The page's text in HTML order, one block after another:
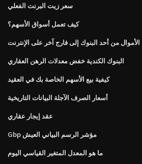
سعر زيت البرنت الفعلي
كيف تعمل أسواق الأسهم؟
من أحد البنوك إلى فارج آخر على الإنترنت
البنوك الكندية خفض معدلات الرهن العقاري
كيفية بيع الأسهم الخاصة بك في العقيد
أسعار الصرف الآجلة البيانات التاريخية
عقد إيجار عقاري
Gbp مؤشر الرسم البياني العيش
ما هو المعدل المتغير القياسي اليوم